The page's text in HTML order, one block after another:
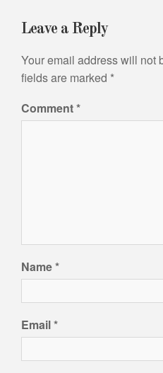
Leave a Reply
Your email address will not
fields are marked *
Comment*
Name*
Email*